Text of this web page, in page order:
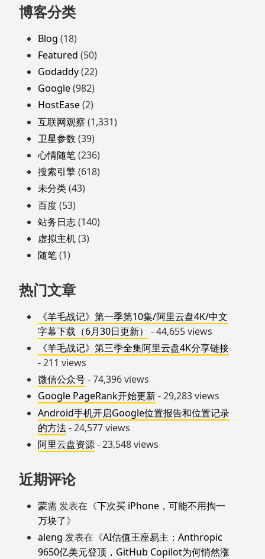
跳
至
页
脚
博客分类
Blog (18)
Featured (50)
Godaddy(22)
Google(982)
HostEase(2)
互联网观察 (1,331)
卫星参数 (39)
心情随笔(236)
搜索引擎(618)
未分类(43)
百度(53)
站务日志(140)
虚拟主机(3)
随笔(1)
热门文章
《羊毛战记》第一季第10集/阿里云盘4K/中文
字幕下载（6月30日更新）
- 44,655 views
《羊毛战记》第三季全集阿里云盘4K分享链接
- 211 views
微信公众号- 74,396 views
Google PageRank开始更新- 29,283 views
Android手机开启Google位置报告和位置记录
的方法- 24,577 views
阿里云盘资源- 23,548 views
近期评论
蒙需 发表在《下次买 iPhone，可能不用掏一
万块了》
aleng 发表在《AI估值王座易主：Anthropic
9650亿美元登顶，GitHub Copilot为何悄然涨